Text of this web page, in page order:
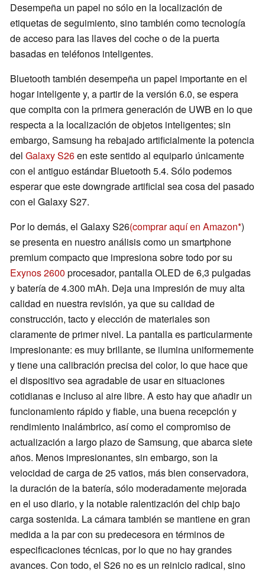
Desempeña un papel no sólo en la localización de
etiquetas de seguimiento, sino también como tecnología
de acceso para las llaves del coche o de la puerta
basadas en teléfonos inteligentes.
Bluetooth también desempeña un papel importante en el
hogar inteligente y, a partir de la versión 6.0, se espera
que compita con la primera generación de UWB en lo que
respecta a la localización de objetos inteligentes; sin
embargo, Samsung ha rebajado artificialmente la potencia
del Galaxy S26en este sentido al equiparlo únicamente
con el antiguo estándar Bluetooth 5.4. Sólo podemos
esperar que este downgrade artificial sea cosa del pasado
con el Galaxy S27.
Por lo demás, el Galaxy S26(comprar aquí en Amazon )
se presenta en nuestro análisis como un smartphone
premium compacto que impresiona sobre todo por su
Exynos 2600 procesador, pantalla OLED de 6,3 pulgadas
y batería de 4.300 mAh. Deja una impresión de muy alta
calidad en nuestra revisión, ya que su calidad de
construcción, tacto y elección de materiales son
claramente de primer nivel. La pantalla es particularmente
impresionante: es muy brillante, se ilumina uniformemente
y tiene una calibración precisa del color, lo que hace que
el dispositivo sea agradable de usar en situaciones
cotidianas e incluso al aire libre. A esto hay que añadir un
funcionamiento rápido y fiable, una buena recepción y
rendimiento inalámbrico, así como el compromiso de
actualización a largo plazo de Samsung, que abarca siete
años. Menos impresionantes, sin embargo, son la
velocidad de carga de 25 vatios, más bien conservadora,
la duración de la batería, sólo moderadamente mejorada
en el uso diario, y la notable ralentización del chip bajo
carga sostenida. La cámara también se mantiene en gran
medida a la par con su predecesora en términos de
especificaciones técnicas, por lo que no hay grandes
avances. Con todo, el S26 no es un reinicio radical, sino